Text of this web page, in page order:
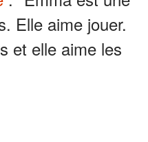
Elle aime jouer.
et elle aime les